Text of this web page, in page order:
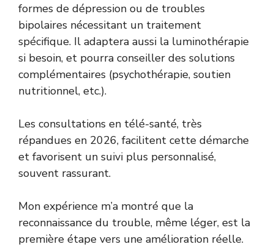
formes de dépression ou de troubles
bipolaires nécessitant un traitement
spécifique. Il adaptera aussi la luminothérapie
si besoin, et pourra conseiller des solutions
complémentaires (psychothérapie, soutien
nutritionnel, etc.).
Les consultations en télé-santé, très
répandues en 2026, facilitent cette démarche
et favorisent un suivi plus personnalisé,
souvent rassurant.
Mon expérience m’a montré que la
reconnaissance du trouble, même léger, est la
première étape vers une amélioration réelle.